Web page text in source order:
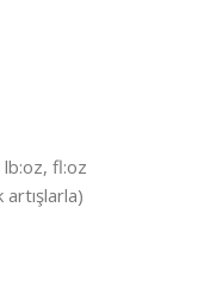
fl:oz
artışlarla)